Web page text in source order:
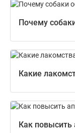
Почему
Какие
Как повысить